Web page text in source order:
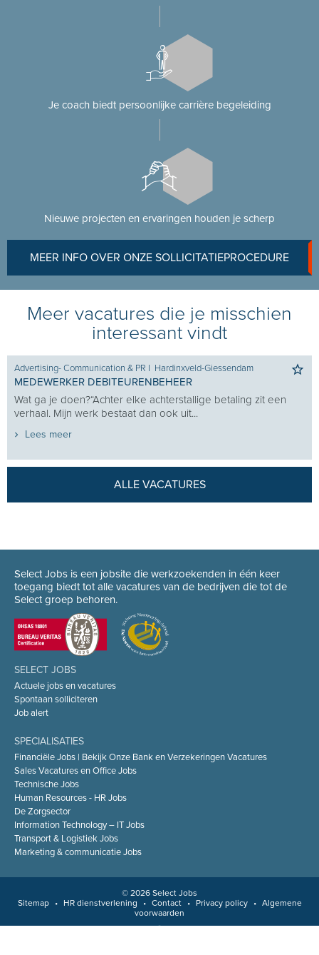
Je coach biedt persoonlijke carrière begeleiding
Nieuwe projecten en ervaringen houden je scherp
MEER INFO OVER ONZE SOLLICITATIEPROCEDURE
Meer vacatures die je misschien
interessant vindt
Advertising- Communication & PR I Hardinxveld-Giessendam
MEDEWERKER DEBITEURENBEHEER
Wat ga je doen?“Achter elke achterstallige betaling zit een
verhaal. Mijn werk bestaat dan ook uit...
Lees meer
ALLE VACATURES
Select Jobs is een jobsite die werkzoekenden in één keer
toegang biedt tot alle vacatures van de bedrijven die tot de
Select groep behoren.
SELECT JOBS
Actuele jobs en vacatures
Spontaan solliciteren
Job alert
SPECIALISATIES
Financiële Jobs | Bekijk Onze Bank en Verzekeringen Vacatures
Sales Vacatures en Office Jobs
Technische Jobs
Human Resources - HR Jobs
De Zorgsector
Information Technology – IT Jobs
Transport & Logistiek Jobs
Marketing & communicatie Jobs
© 2026 Select Jobs
Sitemap
• HR dienstverlening • Contact • Privacy policy •
Algemene
voorwaarden